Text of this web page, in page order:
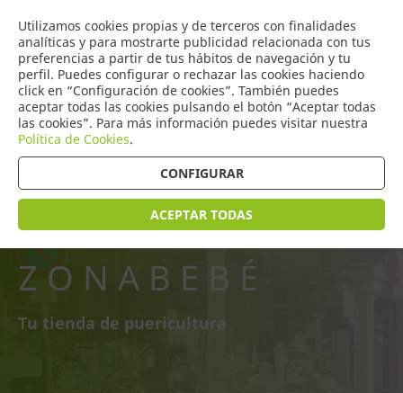
Utilizamos cookies propias y de terceros con finalidades
analíticas y para mostrarte publicidad relacionada con tus
preferencias a partir de tus hábitos de navegación y tu
perfil. Puedes configurar o rechazar las cookies haciendo
click en “Configuración de cookies”. También puedes
aceptar todas las cookies pulsando el botón “Aceptar todas
las cookies”. Para más información puedes visitar nuestra
Política de Cookies.
CONFIGURAR
ACEPTAR TODAS
0
COMERCIO
DE TORRIJOS
ZONABEBÉ
Tu tienda de puericultura